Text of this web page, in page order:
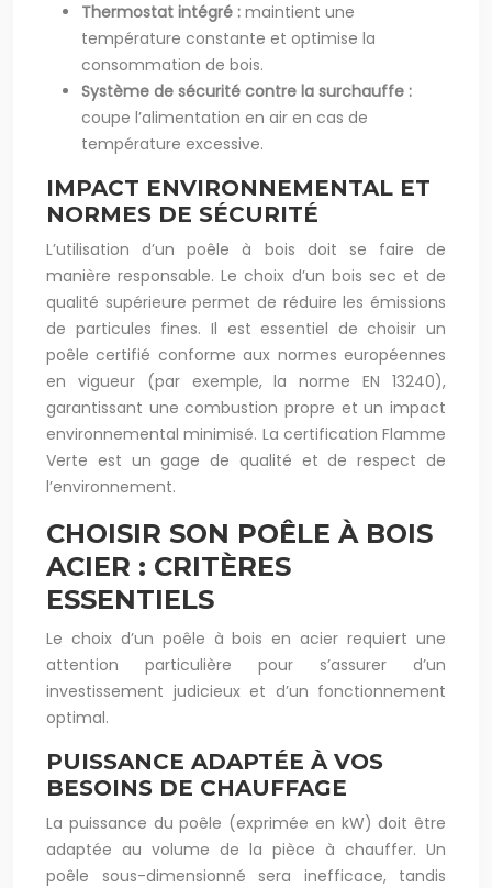
Thermostat intégré : maintient une
température constante et optimise la
consommation de bois.
Système de sécurité contre la surchauffe :
coupe l’alimentation en air en cas de
température excessive.
IMPACT ENVIRONNEMENTAL ET
NORMES DE SÉCURITÉ
L’utilisation d’un poêle à bois doit se faire de
manière responsable. Le choix d’un bois sec et de
qualité supérieure permet de réduire les émissions
de particules fines. Il est essentiel de choisir un
poêle certifié conforme aux normes européennes
en vigueur (par exemple, la norme EN 13240),
garantissant une combustion propre et un impact
environnemental minimisé. La certification Flamme
Verte est un gage de qualité et de respect de
l’environnement.
CHOISIR SON POÊLE À BOIS
ACIER : CRITÈRES
ESSENTIELS
Le choix d’un poêle à bois en acier requiert une
attention particulière pour s’assurer d’un
investissement judicieux et d’un fonctionnement
optimal.
PUISSANCE ADAPTÉE À VOS
BESOINS DE CHAUFFAGE
La puissance du poêle (exprimée en kW) doit être
adaptée au volume de la pièce à chauffer. Un
poêle sous-dimensionné sera inefficace, tandis